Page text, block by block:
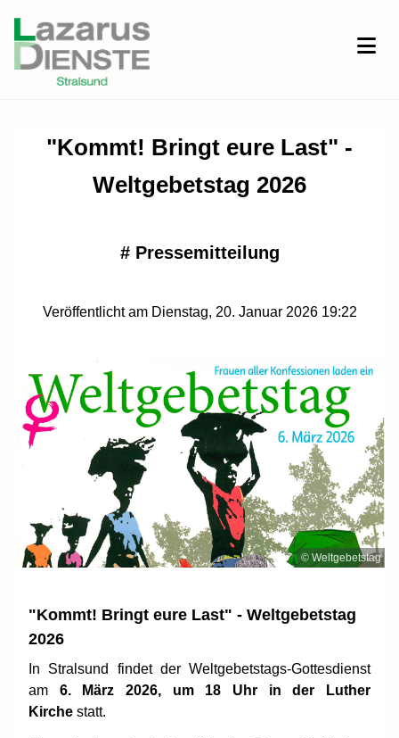
"Kommt! Bringt eure Last" -
Weltgebetstag 2026
# Pressemitteilung
Veröffentlicht am Dienstag, 20. Januar 2026 19:22
© Weltgebetstag
"Kommt! Bringt eure Last" - Weltgebetstag
2026
In Stralsund findet der Weltgebetstags-Gottesdienst
am 6. März
2026, um 18 Uhr in der Luther
Kirche statt.